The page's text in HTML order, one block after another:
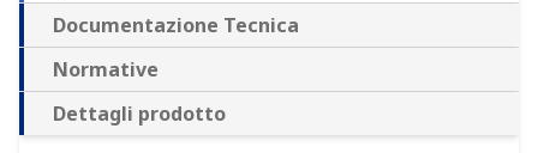
Documentazione Tecnica
Normative
Dettagli prodotto